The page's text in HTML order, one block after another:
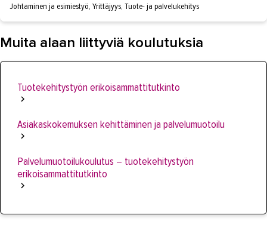
Johtaminen ja esimiestyö, Yrittäjyys, Tuote- ja palvelukehitys
Muita alaan liittyviä koulutuksia
Tuotekehitystyön erikoisammattitutkinto
Asiakaskokemuksen kehittäminen ja palvelumuotoilu
Palvelumuotoilukoulutus – tuotekehitystyön
erikoisammattitutkinto